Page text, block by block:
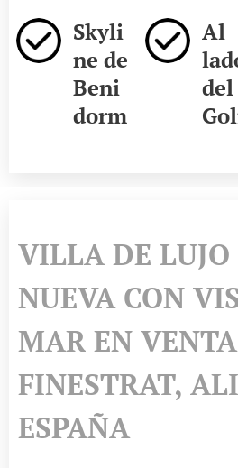
Skyli
ne de
Beni
dorm
Al
del
VILLA DE LUJO
NUEVA CON
MAR EN
FINESTRAT,
ESPAÑA